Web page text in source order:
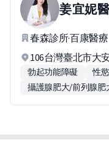
姜宜妮
春森診所·百康醫療
106台灣臺北市大
勃起功能障礙
性
攝護腺肥大/前列腺肥